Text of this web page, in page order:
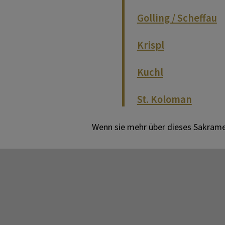
Golling / Scheffau
Krispl
Kuchl
St. Koloman
Wenn sie mehr über dieses